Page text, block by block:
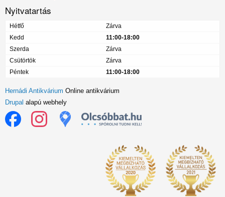
Nyitvatartás
Hétfő
Zárva
Kedd
11:00-18:00
Szerda
Zárva
Csütörtök
Zárva
Péntek
11:00-18:00
Hernádi Antikvárium Online antikvárium
Drupal alapú webhely